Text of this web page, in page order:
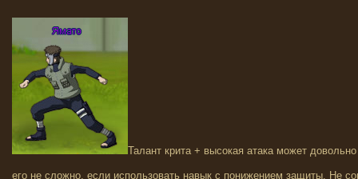
Талант крита + высокая атака может
его не сложно, если использовать навык с понижением защиты. Не